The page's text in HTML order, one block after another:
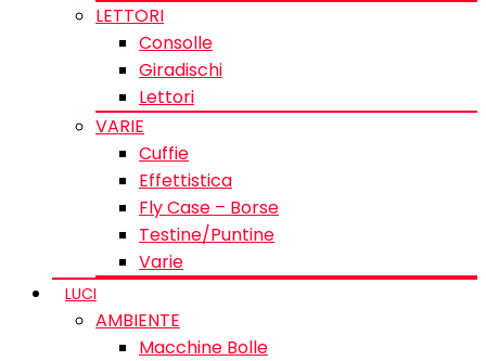
LETTORI
Consolle
Giradischi
Lettori
VARIE
Cuffie
Effettistica
Fly Case – Borse
Testine/Puntine
Varie
LUCI
AMBIENTE
Macchine Bolle